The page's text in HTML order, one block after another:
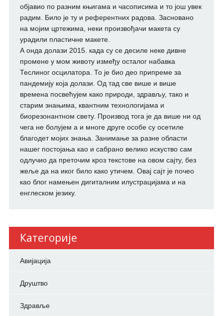
објавио по разним књигама и часописима и то још увек
радим. Било је ту и референтних радова. Засновано
на мојим цртежима, неки произвођачи макета су
урадили пластичне макете.
А онда долази 2015. када су се десиле неке дивне
промене у мом животу између осталог набавка
Теслиног осцилатора. То је био део припреме за
пандемију која долази. Од тад све више и више
времена посвећујем како природи, здрављу, тако и
старим знањима, квантним технологијама и
биорезонантном свету. Производ тога је да више ни од
чега не болујем а и многе друге особе су осетиле
благодет мојих знања. Занимање за разне области
нашег постојања као и сабрано велико искуство сам
одлучио да преточим кроз текстове на овом сајту, без
жеље да на иког било како утичем. Овај сајт је почео
као блог намењен дигиталним илустрацијама и на
енглеском језику.
Категорије
Авијација
Друштво
Здравље